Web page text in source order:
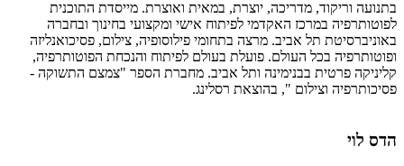
בתנועה וריקוד, מדריכה, יוצרת, במאית ואוצרת. מייסדת התוכנית
לפוטותרפיה במרכז האקדמי לפיתוח אישי ומקצועי בחינוך ובחברה
באוניברסיטת תל אביב. מרצה בתחומי פילוסופיה, צילום, פסיכואנליזה
ופוטותרפיה בכל העולם. פועלת בעולם לפיתוח והנכחת הפוטותרפיה,
קליניקה פרטית בבנימינה ותל אביב. מחברת הספר "צמצם התשוקה -
פסיכותרפיה וצילום ", בהוצאת רסלינג.
הדס לוי